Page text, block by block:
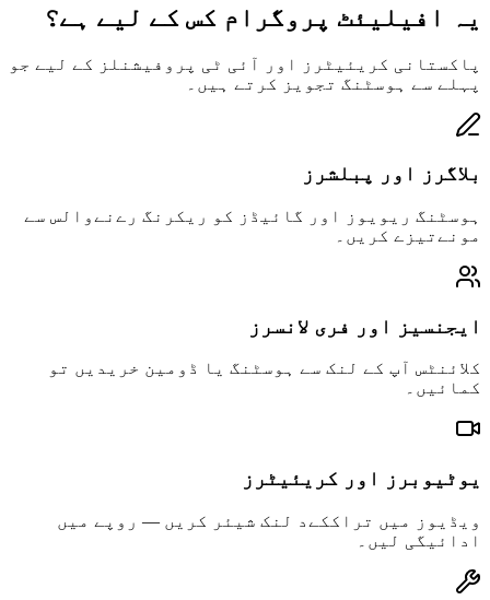
یہ افیلیئٹ پروگرام کس کے لیے ہے؟
پاکستانی کریئیٹرز اور آئی ٹی پروفیشنلز کے لیے جو
پہلے سے ہوسٹنگ تجویز کرتے ہیں۔
بلاگرز اور پبلشرز
ہوسٹنگ ریویوز اور گائیڈز کو ریکرنگ رےنےوالس سے
مونےتیزے کریں۔
ایجنسیز اور فری لانسرز
کلائنٹس آپ کے لنک سے ہوسٹنگ یا ڈومین خریدیں تو
کمائیں۔
یوٹیوبرز اور کریئیٹرز
ویڈیوز میں تراککےد لنک شیئر کریں — روپے میں
ادائیگی لیں۔